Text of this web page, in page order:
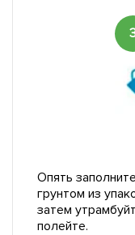
Опять
грунтом из
затем
полейте.